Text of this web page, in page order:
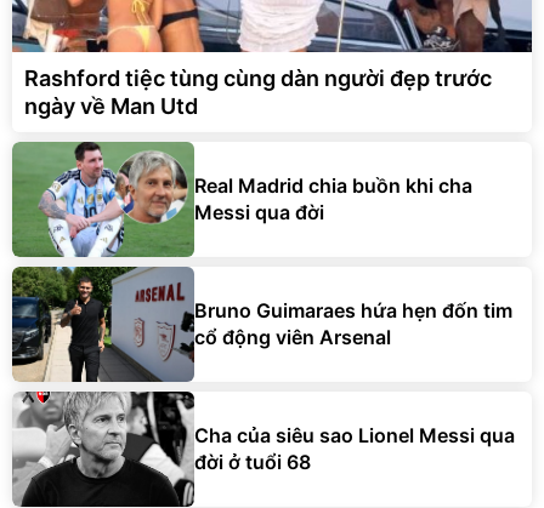
Rashford tiệc tùng cùng dàn người đẹp trước
ngày về Man Utd
Real Madrid chia buồn khi cha
Messi qua đời
Bruno Guimaraes hứa hẹn đốn tim
cổ động viên Arsenal
Cha của siêu sao Lionel Messi qua
đời ở tuổi 68